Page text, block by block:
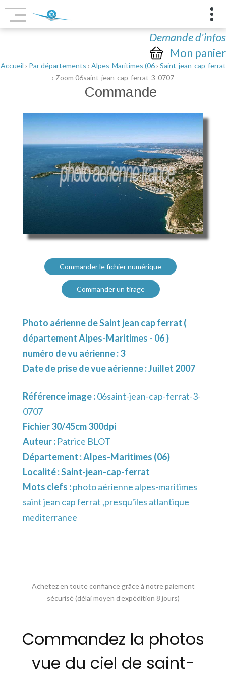
Demande d'infos
Mon panier
Accueil › Par départements › Alpes-Maritimes (06› Saint-jean-cap-ferrat
› Zoom 06saint-jean-cap-ferrat-3-0707
Commande
Commander le fichier numérique
Commander un tirage
Photo aérienne de Saint jean cap ferrat (
département Alpes-Maritimes - 06 )
numéro de vu aérienne : 3
Date de prise de vue aérienne : Juillet 2007
Référence image :06saint-jean-cap-ferrat-3-
0707
Fichier 30/45cm 300dpi
Auteur : Patrice BLOT
Département :Alpes-Maritimes (06)
Localité :Saint-jean-cap-ferrat
Mots clefs :photo aérienne alpes-maritimes
saint jean cap ferrat ,presqu'iles atlantique
mediterranee
Achetez en toute confiance grâce à notre paiement
sécurisé (délai moyen d’expédition 8 jours)
Commandez la photos
vue du ciel de saint-